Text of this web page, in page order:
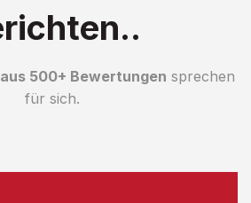
500+ Bewertungen sprechen
für sich.